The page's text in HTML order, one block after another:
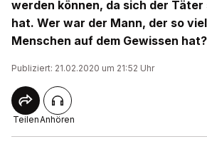
werden können, da sich der
hat. Wer war der Mann, der so
Menschen auf dem Gewissen hat?
Publiziert: 21.02.2020 um 21:52 Uhr
TeilenAnhören